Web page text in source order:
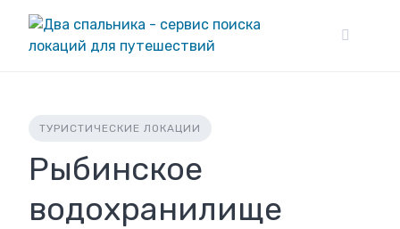
content
ТУРИСТИЧЕСКИЕ ЛОКАЦИИ
Рыбинское
водохранилище